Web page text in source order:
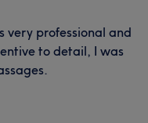
very professional and
to detail, I was